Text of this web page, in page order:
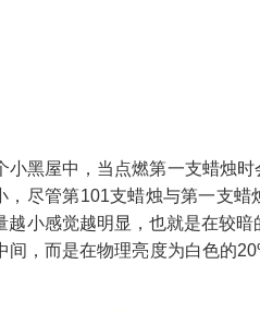
黑屋中，当点燃第一支蜡烛
，尽管第101支蜡烛与第一支蜡
越小感觉越明显，也就是在较
间，而是在物理亮度为白色的